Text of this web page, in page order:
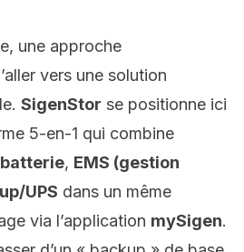
une approche
vers une solution
SigenStor se positionne ici
5-en-1 qui combine
batterie, EMS (gestion
UPS dans un même
via l’application mySigen.